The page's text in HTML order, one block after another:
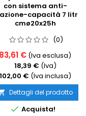
con sistema anti-
capacità 7 litri,
cmø20x25h
(0)
83,61 € (Iva esclusa)
18,39 € (Iva)
102,00 € (Iva inclusa)
Dettagli del prodotto
 Acquista!